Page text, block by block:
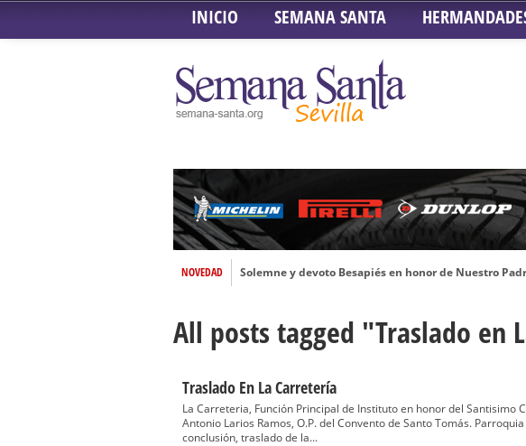
INICIO SEMANA SANTA
NOVEDAD
Solemne y devoto Besapiés en honor de Nuestro
Solemne Triduo a la Virgen de la Concepción –
Función de la Anunciación del Señor ante el paso
Besamanos al Señor del Gran Poder de Sevilla
Solemne y devoto Besamanos en honor de María
Función Principal de Instituto a la Virgen del Valle
All posts tagged "Traslado en
Traslado En La Carretería
La Carreteria, Función Principal de Instituto en honor del Santisimo
Antonio Larios Ramos, O.P. del Convento de Santo Tomás.
conclusión, traslado de la...